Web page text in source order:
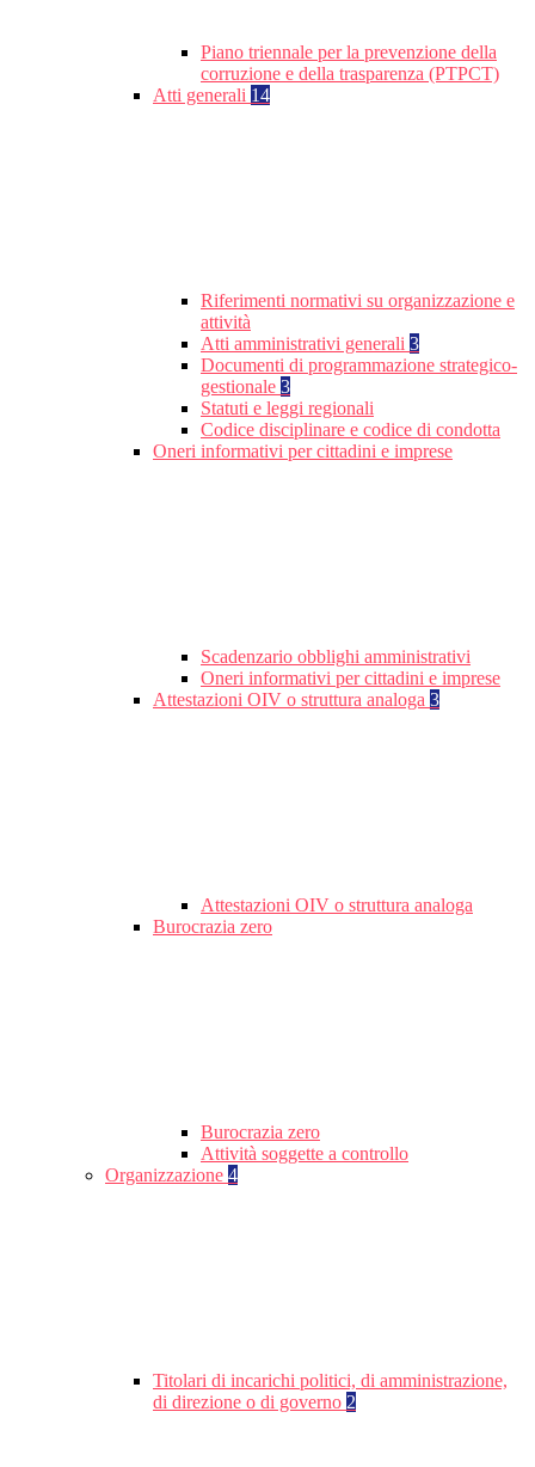
Piano triennale per la prevenzione della
corruzione e della trasparenza (PTPCT)
Atti generali 14
Riferimenti normativi su organizzazione e
attività
Atti amministrativi generali 3
Documenti di programmazione strategico-
gestionale 3
Statuti e leggi regionali
Codice disciplinare e codice di condotta
Oneri informativi per cittadini e imprese
Scadenzario obblighi amministrativi
Oneri informativi per cittadini e imprese
Attestazioni OIV o struttura analoga 3
Attestazioni OIV o struttura analoga
Burocrazia zero
Burocrazia zero
Attività soggette a controllo
Organizzazione 4
Titolari di incarichi politici, di amministrazione,
di direzione o di governo 2